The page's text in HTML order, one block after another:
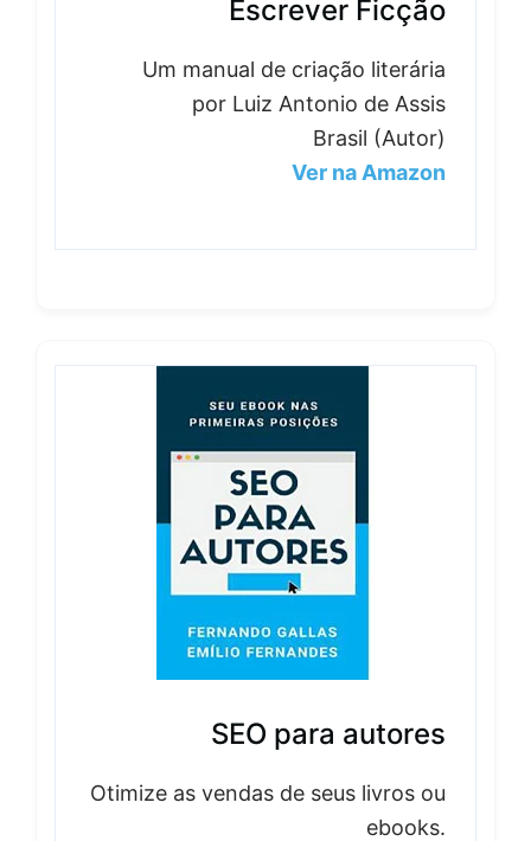
Escrever Ficção
Um manual de criação literária
por Luiz Antonio de Assis
Brasil (Autor)
Ver na Amazon
SEO para autores
Otimize as vendas de seus livros ou
ebooks.